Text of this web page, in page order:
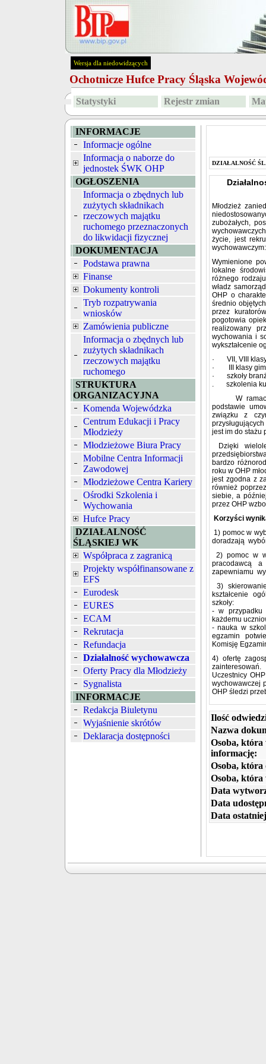
Wersja dla niedowidzących
Ochotnicze Hufce Pracy Śląska
Statystyki Rejestr zmian
INFORMACJE
Informacje ogólne
Informacja o naborze do
jednostek ŚWK OHP
OGŁOSZENIA
Informacja o zbędnych lub
zużytych składnikach
rzeczowych majątku
ruchomego przeznaczonych
do likwidacji fizycznej
DOKUMENTACJA
Podstawa prawna
Finanse
Dokumenty kontroli
Tryb rozpatrywania
wniosków
Zamówienia publiczne
Informacja o zbędnych lub
zużytych składnikach
rzeczowych majątku
ruchomego
STRUKTURA
ORGANIZACYJNA
Komenda Wojewódzka
Centrum Edukacji i Pracy
Młodzieży
Młodzieżowe Biura Pracy
Mobilne Centra Informacji
Zawodowej
Młodzieżowe Centra Kariery
Ośrodki Szkolenia i
Wychowania
Hufce Pracy
DZIAŁALNOŚĆ
ŚLĄSKIEJ WK
Współpraca z zagranicą
Projekty współfinansowane z
EFS
Eurodesk
EURES
ECAM
Rekrutacja
Refundacja
Działalność wychowawcza
Oferty Pracy dla Młodzieży
Sygnalista
INFORMACJE
Redakcja Biuletynu
Wyjaśnienie skrótów
Deklaracja dostępności
DZIAŁALNOŚĆ
Młodzież
zubożałych,
życie, jest
Wymienione
lokalne
różnego
władz
OHP o
średnio
przez
pogotowia
realizowany
wychowania i
wykształcenie
· VII, VIII klasy
· III klasy
· szkoły
. szkolenia
W ramach
podstawie
związku z
jest im do stażu
Dzięki
bardzo
roku w OHP
jest zgodna z
również
siebie, a
przez OHP
Korzyści
1) pomoc w
doradzają
2) pomoc w
pracodawcą
zapewniamu
3)
kształcenie
szkoły:
- w przypadku
każdemu
- nauka w
egzamin
Komisję
4) ofertę
zainteresowań.
Uczestnicy
wychowawczej
OHP śledzi
Ilość
Nazwa
Osoba, która
informację:
Osoba, która
Osoba, która
Data
Data
Data